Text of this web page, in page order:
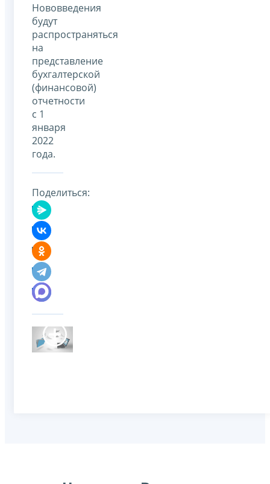
Нововведения
будут
распространяться
на
представление
бухгалтерской
(финансовой)
отчетности
с 1
января
2022
года.
Поделиться: